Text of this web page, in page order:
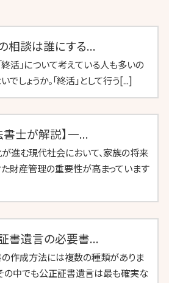
相談は誰にする...
終活」について考えている人も多いの
でしょうか。「終活」として行う[...]
書士が解説】一...
進む現代社会において、家族の将来
財産管理の重要性が高まっています
書遺言の必要書...
作成方法には複数の種類がありま
の中でも公正証書遺言は最も確実な